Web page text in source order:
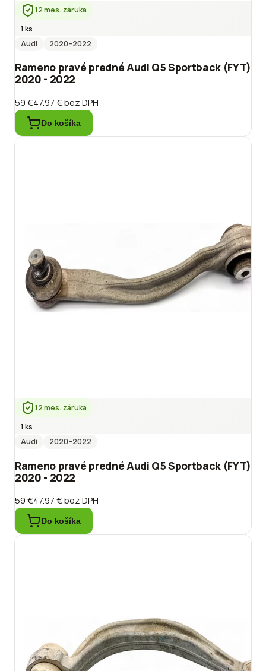
12 mes. záruka
1 ks
Audi
2020–2022
Rameno pravé predné Audi Q5 Sportback (FYT)
2020 - 2022
59 €47.97 €bez DPH
Do košíka
12 mes. záruka
1 ks
Audi
2020–2022
Rameno pravé predné Audi Q5 Sportback (FYT)
2020 - 2022
59 €47.97 €bez DPH
Do košíka